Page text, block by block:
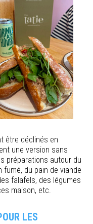
être déclinés en
une version sans
préparations autour du
fumé, du pain de viande
falafels, des légumes
maison, etc.
LES